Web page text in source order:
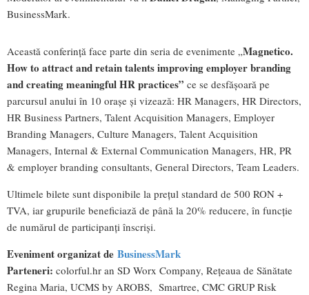
BusinessMark.
Această conferință face parte din seria de evenimente „Magnetico.
How to attract and retain talents improving employer branding
and creating meaningful HR practices” ce se desfășoară pe
parcursul anului în 10 orașe și vizează: HR Managers, HR Directors,
HR Business Partners, Talent Acquisition Managers, Employer
Branding Managers, Culture Managers, Talent Acquisition
Managers, Internal & External Communication Managers, HR, PR
& employer branding consultants, General Directors, Team Leaders.
Ultimele bilete sunt disponibile la prețul standard de 500 RON +
TVA, iar grupurile beneficiază de până la 20% reducere, în funcție
de numărul de participanți înscriși.
Eveniment organizat de BusinessMark
Parteneri: colorful.hr an SD Worx Company, Rețeaua de Sănătate
Regina Maria, UCMS by AROBS, Smartree, CMC GRUP Risk